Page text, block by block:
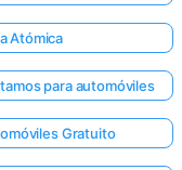
Atómica
para automóviles
Gratuito